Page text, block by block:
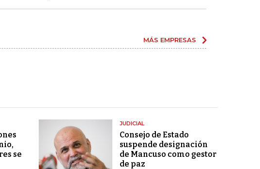
MÁS EMPRESAS
se
JUDICIAL
Consejo de Estado
suspende designación
de Mancuso como gestor
de paz